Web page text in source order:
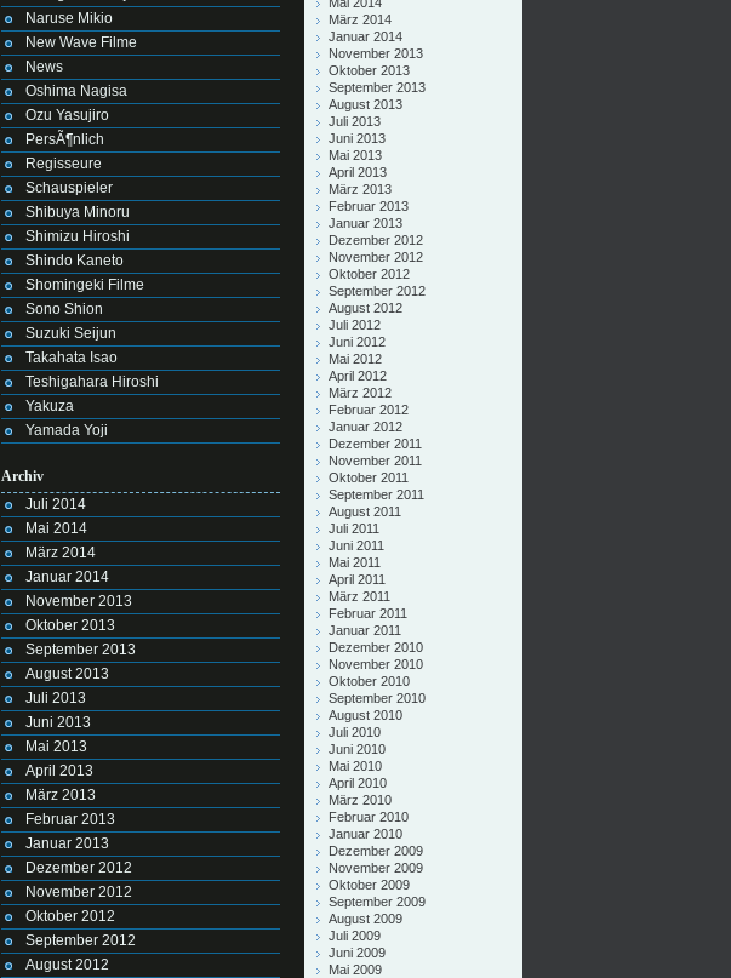
Naruse Mikio
New Wave Filme
News
Oshima Nagisa
Ozu Yasujiro
PersÃ¶nlich
Regisseure
Schauspieler
Shibuya Minoru
Shimizu Hiroshi
Shindo Kaneto
Shomingeki Filme
Sono Shion
Suzuki Seijun
Takahata Isao
Teshigahara Hiroshi
Yakuza
Yamada Yoji
Archiv
Juli 2014
Mai 2014
März 2014
Januar 2014
November 2013
Oktober 2013
September 2013
August 2013
Juli 2013
Juni 2013
Mai 2013
April 2013
März 2013
Februar 2013
Januar 2013
Dezember 2012
November 2012
Oktober 2012
September 2012
August 2012
März 2014
Januar 2014
November 2013
Oktober 2013
September 2013
August 2013
Juli 2013
Juni 2013
Mai 2013
April 2013
März 2013
Februar 2013
Januar 2013
Dezember 2012
November 2012
Oktober 2012
September 2012
August 2012
Juli 2012
Juni 2012
Mai 2012
April 2012
März 2012
Februar 2012
Januar 2012
Dezember 2011
November 2011
Oktober 2011
September 2011
August 2011
Juli 2011
Juni 2011
Mai 2011
April 2011
März 2011
Februar 2011
Januar 2011
Dezember 2010
November 2010
Oktober 2010
September 2010
August 2010
Juli 2010
Juni 2010
Mai 2010
April 2010
März 2010
Februar 2010
Januar 2010
Dezember 2009
November 2009
Oktober 2009
September 2009
August 2009
Juli 2009
Juni 2009
Mai 2009